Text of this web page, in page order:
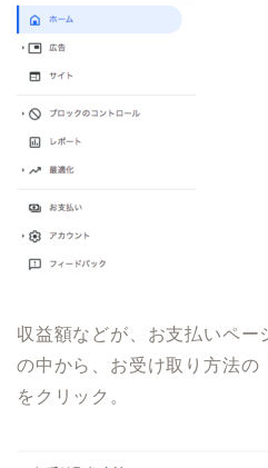
収益額などが、お支払いペー
の中から、お受け取り方法の
をクリック。